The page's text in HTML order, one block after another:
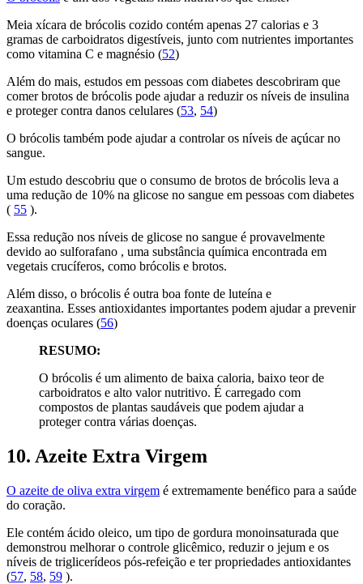
Meia xícara de brócolis cozido contém apenas 27 calorias e 3
gramas de carboidratos digestíveis, junto com nutrientes importantes
como vitamina C e magnésio (52)
Além do mais, estudos em pessoas com diabetes descobriram que
comer brotos de brócolis pode ajudar a reduzir os níveis de insulina
e proteger contra danos celulares (53, 54)
O brócolis também pode ajudar a controlar os níveis de açúcar no
sangue.
Um estudo descobriu que o consumo de brotos de brócolis leva a
uma redução de 10% na glicose no sangue em pessoas com diabetes
( 55 ).
Essa redução nos níveis de glicose no sangue é provavelmente
devido ao sulforafano , uma substância química encontrada em
vegetais crucíferos, como brócolis e brotos.
Além disso, o brócolis é outra boa fonte de luteína e
zeaxantina. Esses antioxidantes importantes podem ajudar a prevenir
doenças oculares (56)
RESUMO:
O brócolis é um alimento de baixa caloria, baixo teor de
carboidratos e alto valor nutritivo. É carregado com
compostos de plantas saudáveis ​​que podem ajudar a
proteger contra várias doenças.
10. Azeite Extra Virgem
O azeite de oliva extra virgem é extremamente benéfico para a saúde
do coração.
Ele contém ácido oleico, um tipo de gordura monoinsaturada que
demonstrou melhorar o controle glicêmico, reduzir o jejum e os
níveis de triglicerídeos pós-refeição e ter propriedades antioxidantes
(57, 58, 59 ).